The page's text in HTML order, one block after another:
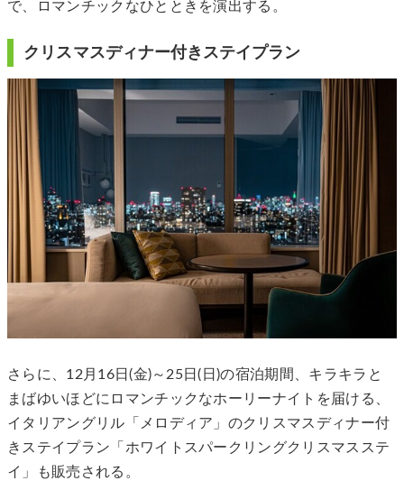
で、ロマンチックなひとときを演出する。
クリスマスディナー付きステイプラン
さらに、12月16日(金)～25日(日)の宿泊期間、キラキラと
まばゆいほどにロマンチックなホーリーナイトを届ける、
イタリアングリル「メロディア」のクリスマスディナー付
きステイプラン「ホワイトスパークリングクリスマスステ
イ」も販売される。